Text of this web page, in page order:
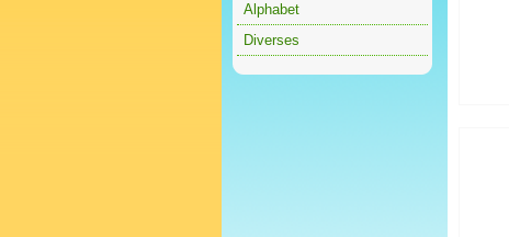
Alphabet
Diverses